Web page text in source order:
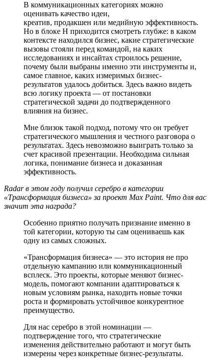
В коммуникационных категориях можно
оценивать качество идеи,
креатив, продакшен или медийную эффективность.
Но в блоке H приходится смотреть глубже: в каком
контексте находился бизнес, какие стратегические
вызовы стояли перед командой, на каких
исследованиях и инсайтах строилось решение,
почему были выбраны именно эти инструменты и,
самое главное, каких измеримых бизнес-
результатов удалось добиться. Здесь важно видеть
всю логику проекта — от постановки
стратегической задачи до подтвержденного
влияния на бизнес.
Мне близок такой подход, потому что он требует
стратегического мышления и честного разговора о
результатах. Здесь невозможно выиграть только за
счет красивой презентации. Необходима сильная
логика, понимание бизнеса и доказанная
эффективность.
Radar в этом году получил серебро в категории
«Трансформация бизнеса» за проект Max Paint. Что для вас
значит эта награда?
Особенно приятно получать признание именно в
той категории, которую ты сам оцениваешь как
одну из самых сложных.
«Трансформация бизнеса» — это история не про
отдельную кампанию или коммуникационный
всплеск. Это проекты, которые меняют бизнес-
модель, помогают компании адаптироваться к
новым условиям рынка, находить новые точки
роста и формировать устойчивое конкурентное
преимущество.
Для нас серебро в этой номинации —
подтверждение того, что стратегические
изменения действительно работают и могут быть
измерены через конкретные бизнес-результаты.